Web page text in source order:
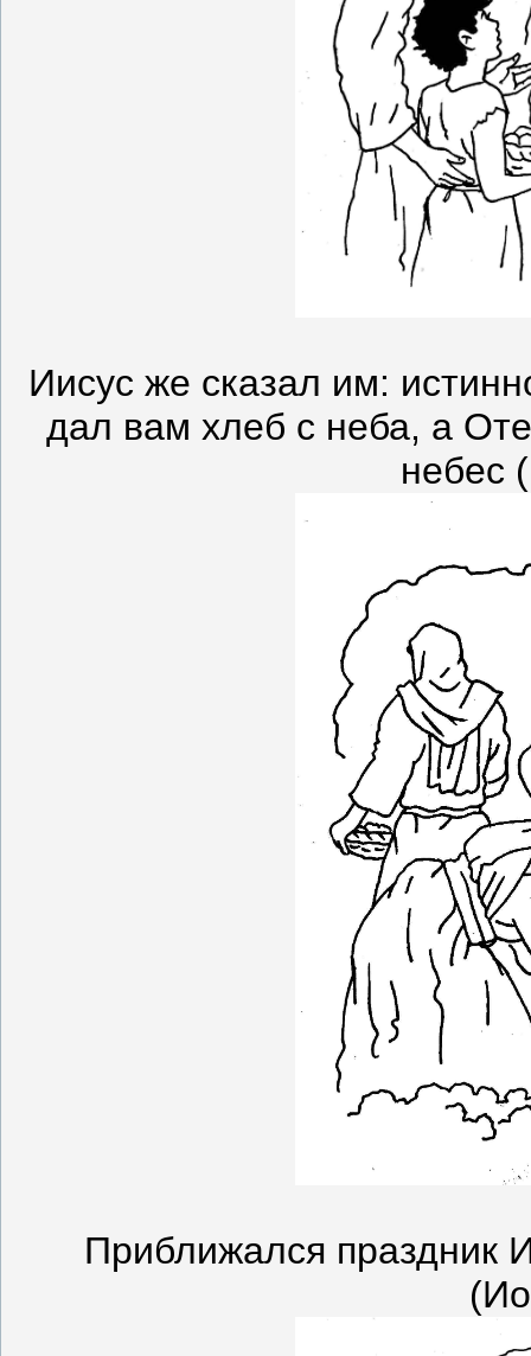
Иисус же сказал им:
дал вам хлеб с неба, а
небес
Приближался праздник